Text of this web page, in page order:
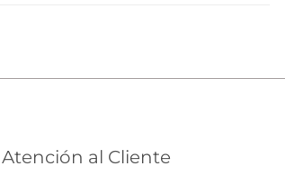
Atención al Cliente